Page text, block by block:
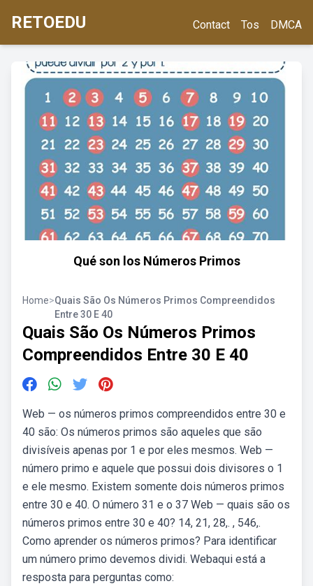
RETOEDU Contact Tos DMCA
Qué son los Números Primos
Home>Quais São Os Números Primos Compreendidos
Entre 30 E 40
Quais São Os Números Primos
Compreendidos Entre 30 E 40
Web — os números primos compreendidos entre 30 e
40 são: Os números primos são aqueles que são
divisíveis apenas por 1 e por eles mesmos. Web —
número primo e aquele que possui dois divisores o 1
e ele mesmo. Existem somente dois números primos
entre 30 e 40. O número 31 e o 37 Web — quais são os
números primos entre 30 e 40? 14, 21, 28,. , 546,.
Como aprender os números primos? Para identificar
um número primo devemos dividi. Webaqui está a
resposta para perguntas como: